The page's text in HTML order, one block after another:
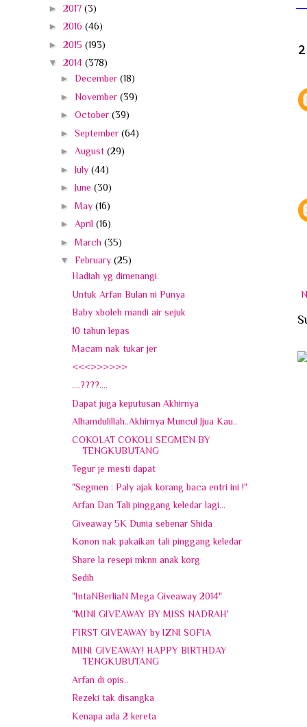
► 2017 (3)
► 2016 (46)
► 2015 (193)
▼ 2014 (378)
► December (18)
► November (39)
► October (39)
► September (64)
► August (29)
► July (44)
► June (30)
► May (16)
► April (16)
► March (35)
▼ February (25)
Hadiah yg dimenangi.
Untuk Arfan Bulan ni Punya
Baby xboleh mandi air sejuk
10 tahun lepas
Macam nak tukar jer
<<<>>>>>>
....????....
Dapat juga keputusan Akhirnya
Alhamdulillah..Akhirnya Muncul Jjua Kau..
COKOLAT COKOLI SEGMEN BY
TENGKUBUTANG
Tegur je mesti dapat
"Segmen : Paly ajak korang baca entri ini !"
Arfan Dan Tali pinggang keledar lagi...
Giveaway 5K Dunia sebenar Shida
Konon nak pakaikan tali pinggang keledar
Share la resepi mknn anak korg
Sedih
"IntaNBerliaN Mega Giveaway 2014"
"MINI GIVEAWAY BY MISS NADRAH'
FIRST GIVEAWAY by IZNI SOFIA
MINI GIVEAWAY! HAPPY BIRTHDAY
TENGKUBUTANG
Arfan di opis..
Rezeki tak disangka
Kenapa ada 2 kereta